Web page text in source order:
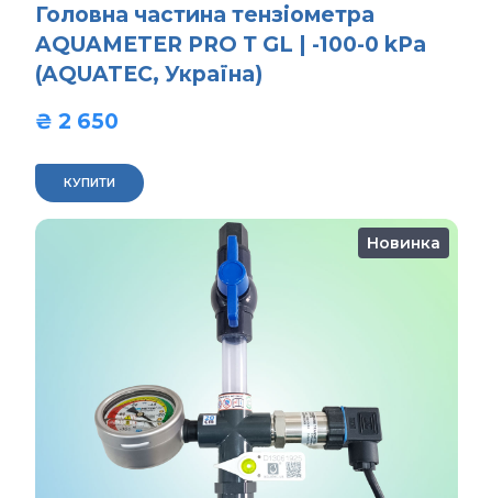
Головна частина тензіометра
AQUAMETER PRO Т GL | -100-0 kPa
(AQUATEC, Україна)
₴ 2 650
КУПИТИ
Новинка